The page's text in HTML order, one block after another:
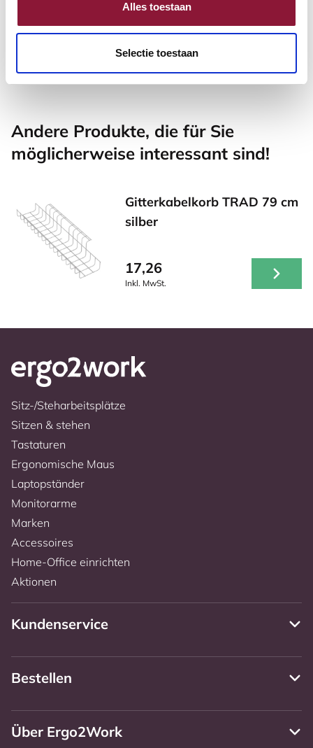
Alles toestaan
Selectie toestaan
Inkl. MwSt.
Andere Produkte, die für Sie
möglicherweise interessant sind!
Gitterkabelkorb TRAD 79 cm
silber
17,26
Inkl. MwSt.
Sitz-/Steharbeitsplätze
Sitzen & stehen
Tastaturen
Ergonomische Maus
Laptopständer
Monitorarme
Marken
Accessoires
Home-Office einrichten
Aktionen
Kundenservice
Bestellen
Über Ergo2Work